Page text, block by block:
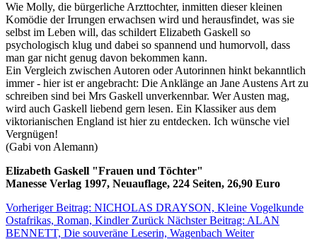
Wie Molly, die bürgerliche Arzttochter, inmitten dieser kleinen
Komödie der Irrungen erwachsen wird und herausfindet, was sie
selbst im Leben will, das schildert Elizabeth Gaskell so
psychologisch klug und dabei so spannend und humorvoll, dass
man gar nicht genug davon bekommen kann.
Ein Vergleich zwischen Autoren oder Autorinnen hinkt bekanntlich
immer - hier ist er angebracht: Die Anklänge an Jane Austens Art zu
schreiben sind bei Mrs Gaskell unverkennbar. Wer Austen mag,
wird auch Gaskell liebend gern lesen. Ein Klassiker aus dem
viktorianischen England ist hier zu entdecken. Ich wünsche viel
Vergnügen!
(Gabi von Alemann)
Elizabeth Gaskell "Frauen und Töchter"
Manesse Verlag 1997, Neuauflage, 224 Seiten, 26,90 Euro
Vorheriger Beitrag: NICHOLAS DRAYSON, Kleine Vogelkunde
Ostafrikas, Roman, Kindler Zurück Nächster Beitrag: ALAN
BENNETT, Die souveräne Leserin, Wagenbach Weiter